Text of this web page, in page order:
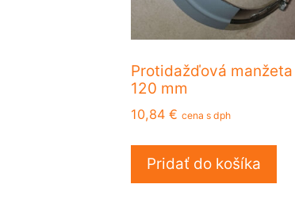
Protidažďová manžeta
120 mm
10,84 € cena s dph
Pridať do košíka